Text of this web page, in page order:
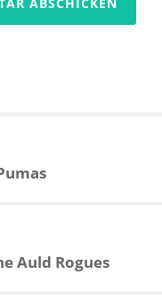
Auld Rogues